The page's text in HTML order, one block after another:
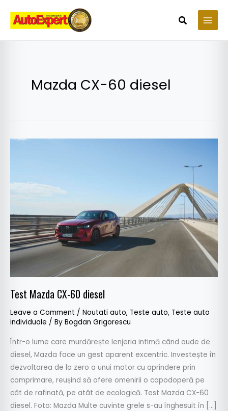
content
Search
Mazda CX-60 diesel
Test Mazda CX-60 diesel
Leave a Comment / Noutati auto, Teste auto, Teste auto
individuale / By Bogdan Grigorescu
Într-o lume care murdărește lenjeria intimă când aude de
diesel, Mazda face un gest aparent excentric. Investește în
dezvoltarea de la zero a unui motor cu aprindere prin
comprimare, reușind să ofere omenirii o capodoperă pe
cât de rafinată, pe atât de ecologică. Test Mazda CX-60
diesel. Foto: Mazda Multe cuvinte grele s-au înghesuit în […]
60